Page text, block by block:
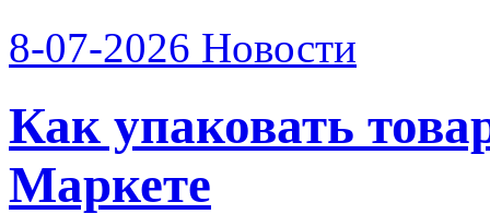
8-07-2026 Новости
Как упаковать
Маркете